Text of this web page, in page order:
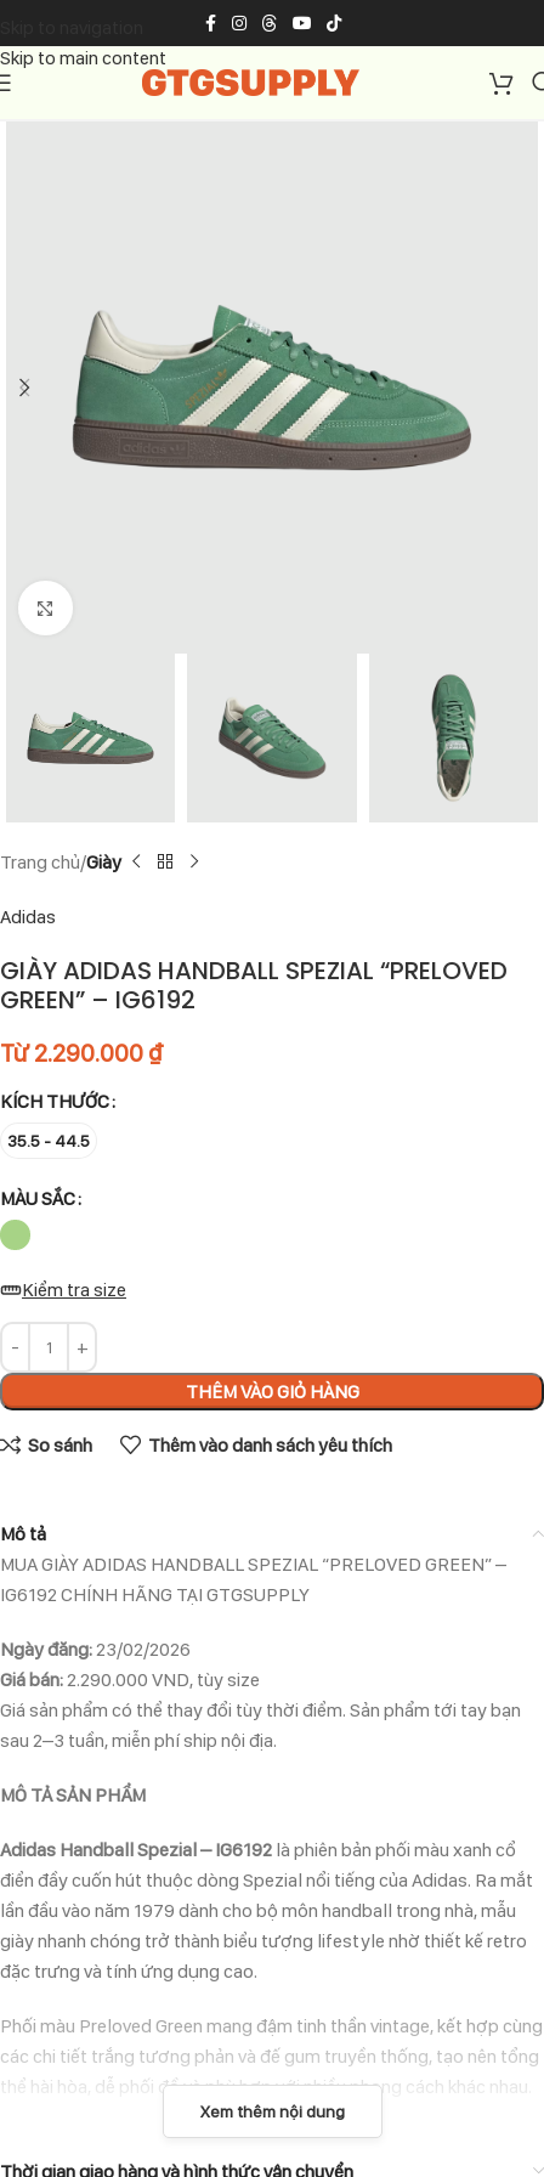
Skip to main content
Click to enlarge
Trang chủ Giày
Adidas
GIÀY ADIDAS HANDBALL SPEZIAL “PRELOVED
GREEN” – IG6192
Từ2.290.000 ₫
KÍCH THƯỚC
35.5 - 44.5
MÀU SẮC
Kiểm tra size
THÊM VÀO GIỎ HÀNG
So sánh Thêm vào danh sách yêu thích
Mô tả
MUA GIÀY ADIDAS HANDBALL SPEZIAL “PRELOVED GREEN” –
IG6192 CHÍNH HÃNG TẠI GTGSUPPLY
Ngày đăng:23/02/2026
Giá bán:2.290.000 VND, tùy size
Giá sản phẩm có thể thay đổi tùy thời điểm. Sản phẩm tới tay bạn
sau 2–3 tuần, miễn phí ship nội địa.
MÔ TẢ SẢN PHẨM
Adidas Handball Spezial – IG6192 là phiên bản phối màu xanh cổ
điển đầy cuốn hút thuộc dòng Spezial nổi tiếng của Adidas. Ra mắt
lần đầu vào năm 1979 dành cho bộ môn handball trong nhà, mẫu
giày nhanh chóng trở thành biểu tượng lifestyle nhờ thiết kế retro
đặc trưng và tính ứng dụng cao.
Phối màu Preloved Green mang đậm tinh thần vintage, kết hợp cùng
các chi tiết trắng tương phản và đế gum truyền thống, tạo nên tổng
thể hài hòa, dễ phối đồ và phù hợp với nhiều phong cách khác nhau.
Xem thêm nội dung
Thời gian giao hàng và hình thức vận chuyển